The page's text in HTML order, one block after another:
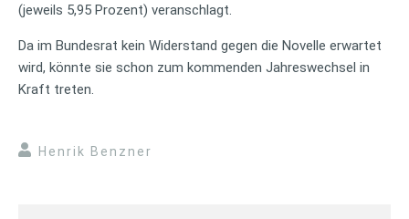
(jeweils 5,95 Prozent) veranschlagt.
Da im Bundesrat kein Widerstand gegen die Novelle erwartet
wird, könnte sie schon zum kommenden Jahreswechsel in
Kraft treten.
Henrik Benzner